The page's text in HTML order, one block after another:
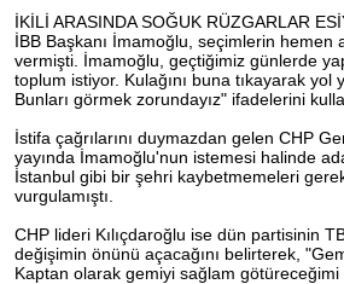
İKİLİ ARASINDA SOĞUK RÜZGARLAR
İBB Başkanı İmamoğlu, seçimlerin hemen
vermişti. İmamoğlu, geçtiğimiz günlerde
toplum istiyor. Kulağını buna tıkayarak
Bunları görmek zorundayız" ifadelerini
İstifa çağrılarını duymazdan gelen CHP
yayında İmamoğlu'nun istemesi halinde
İstanbul gibi bir şehri kaybetmemeleri
vurgulamıştı.
CHP lideri Kılıçdaroğlu ise dün partisinin
değişimin önünü açacağını belirterek,
Kaptan olarak gemiyi sağlam götüreceğimi